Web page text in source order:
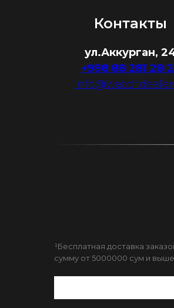
Контакты
ул.Аккурган,
+998 88 281 28
¹Бесплатная доставка
сумму от 5000000 сум и выше.